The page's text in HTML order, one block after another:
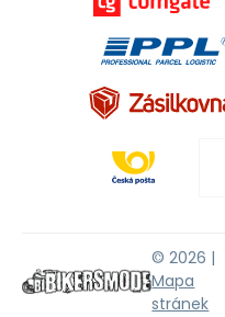
© 2026 |
Mapa
stránek